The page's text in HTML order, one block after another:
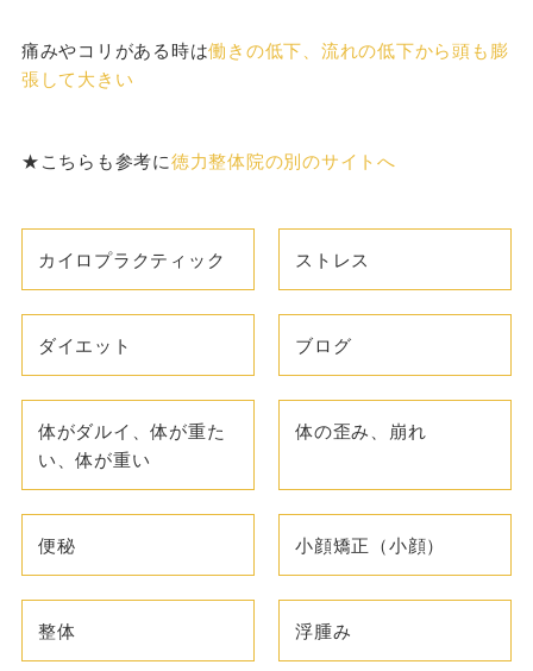
痛みやコリがある時は働きの低下、流れの低下から頭も膨
張して大きい
★こちらも参考に徳力整体院の別のサイトへ
カイロプラクティック ストレス
ダイエット ブログ
体がダルイ、体が重た
い、体が重い
体の歪み、崩れ
便秘 小顔矯正（小顔）
整体 浮腫み